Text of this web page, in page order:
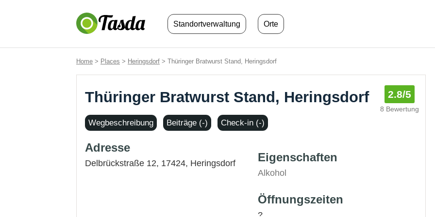
Standortverwaltung Orte
Home > Places > Heringsdorf > Thüringer Bratwurst Stand, Heringsdorf
Thüringer Bratwurst Stand, Heringsdorf 2.8/5
8 Bewertung
Wegbeschreibung Beiträge (-) Check-in (-)
Adresse
Delbrückstraße 12, 17424, Heringsdorf Eigenschaften
Alkohol
Öffnungszeiten
?